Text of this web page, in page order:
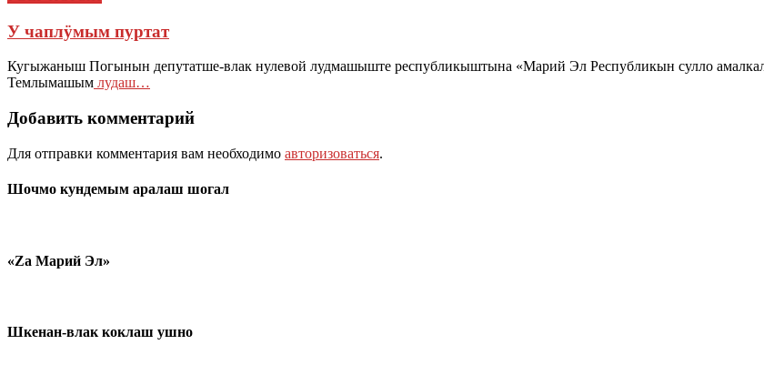
У чаплӱмым пуртат
Кугыжаныш Погынын депутатше-влак нулевой лудмашыште республикыштына «Марий Эл Республикын сулло
Темлымашым лудаш…
Добавить комментарий
Для отправки комментария вам необходимо авторизоваться.
Шочмо кундемым аралаш шогал
«Zа Марий Эл»
Шкенан-влак коклаш ушно